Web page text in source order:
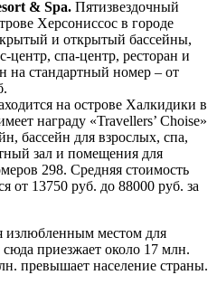
& Spa. Пятизвездочный
Херсониссос в городе
и открытый бассейны,
центр, спа-центр, ресторан и
на стандартный номер – от
на острове Халкидики в
награду «Travellers’ Choise»
бассейн для взрослых, спа,
зал и помещения для
298. Средняя стоимость
от 13750 руб. до 88000 руб. за
излюбленным местом для
приезжает около 17 млн.
превышает население страны.